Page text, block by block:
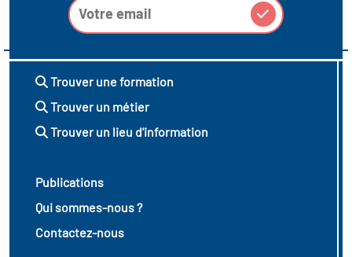
Trouver une formation
Trouver un métier
Trouver un lieu d'information
Publications
Qui sommes-nous ?
Contactez-nous